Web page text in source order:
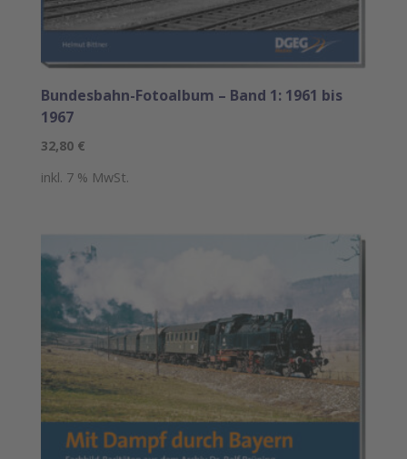
Bundesbahn-Fotoalbum – Band 1: 1961 bis
1967
32,80 €
inkl. 7 % MwSt.